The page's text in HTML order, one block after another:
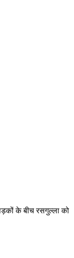
लड़कों के बीच रसगुल्ला को